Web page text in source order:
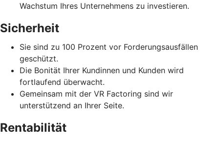
Wachstum Ihres Unternehmens zu investieren.
Sicherheit
Sie sind zu 100 Prozent vor Forderungsausfällen
geschützt.
Die Bonität Ihrer Kundinnen und Kunden wird
fortlaufend überwacht.
Gemeinsam mit der VR Factoring sind wir
unterstützend an Ihrer Seite.
Rentabilität